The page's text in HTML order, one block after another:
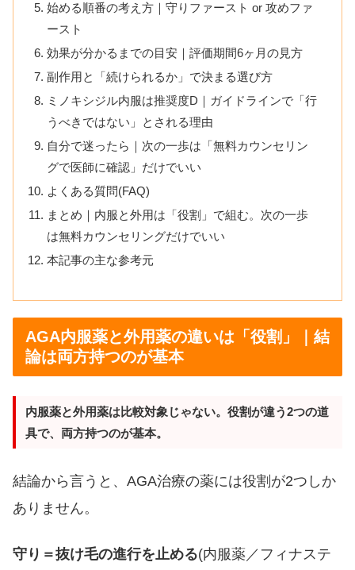
始める順番の考え方｜守りファースト or 攻めファ
ースト
効果が分かるまでの目安｜評価期間6ヶ月の見方
副作用と「続けられるか」で決まる選び方
ミノキシジル内服は推奨度D｜ガイドラインで「行
うべきではない」とされる理由
自分で迷ったら｜次の一歩は「無料カウンセリン
グで医師に確認」だけでいい
よくある質問(FAQ)
まとめ｜内服と外用は「役割」で組む。次の一歩
は無料カウンセリングだけでいい
本記事の主な参考元
AGA内服薬と外用薬の違いは「役割」｜結
論は両方持つのが基本
内服薬と外用薬は比較対象じゃない。役割が違う2つの道
具で、両方持つのが基本。
結論から言うと、AGA治療の薬には役割が2つしか
ありません。
守り＝抜け毛の進行を止める(内服薬／フィナステ